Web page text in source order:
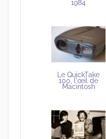
1984
Le QuickTake
100, l'œil de
Macintosh